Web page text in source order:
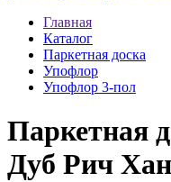
Главная
Каталог
Паркетная доска
Упофлор
Упофлор 3-пол
Паркетная
Дуб Рич